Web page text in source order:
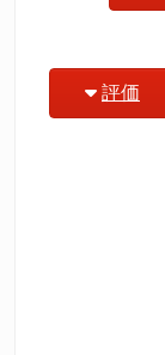
評価